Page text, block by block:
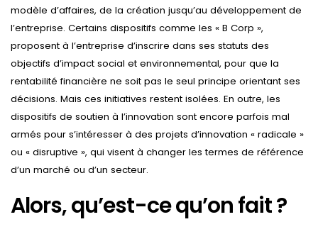
modèle d’affaires, de la création jusqu’au développement de
l’entreprise. Certains dispositifs comme les « B Corp »,
proposent à l’entreprise d’inscrire dans ses statuts des
objectifs d’impact social et environnemental, pour que la
rentabilité financière ne soit pas le seul principe orientant ses
décisions. Mais ces initiatives restent isolées. En outre, les
dispositifs de soutien à l’innovation sont encore parfois mal
armés pour s’intéresser à des projets d’innovation « radicale »
ou « disruptive », qui visent à changer les termes de référence
d’un marché ou d’un secteur.
Alors, qu’est-ce qu’on fait ?